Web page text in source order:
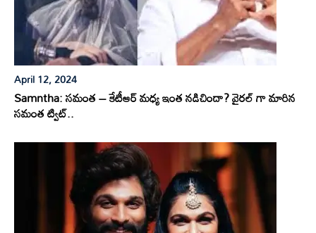
April 12, 2024
Samntha: సమంత – కేటీఆర్ మధ్య ఇంత నడిచిందా? వైరల్ గా మారిన
సమంత ట్విట్..